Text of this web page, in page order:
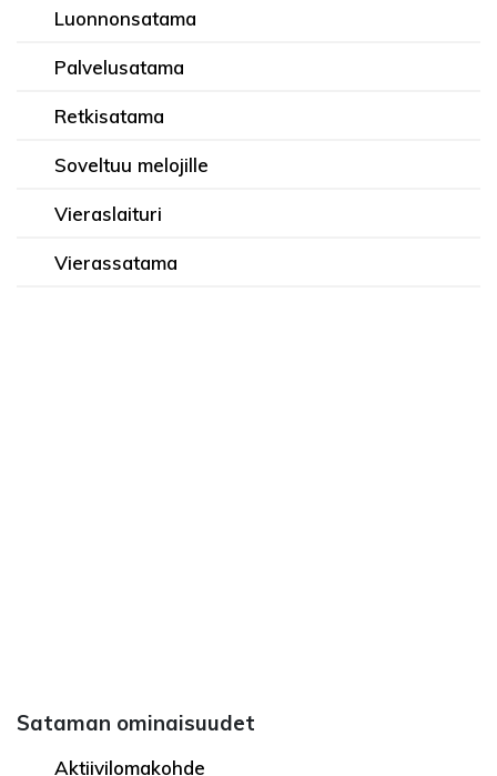
Luonnonsatama
Palvelusatama
Retkisatama
Soveltuu melojille
Vieraslaituri
Vierassatama
Sataman ominaisuudet
Aktiivilomakohde